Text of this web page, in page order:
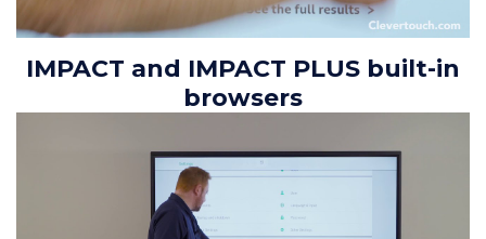
IMPACT and IMPACT PLUS built-in
browsers